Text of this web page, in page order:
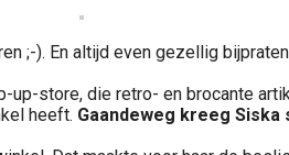
;-). En altijd even gezellig
store, die retro- en brocante
heeft. Gaandeweg kreeg